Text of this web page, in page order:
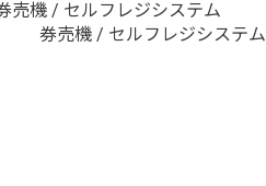
券売機 / セルフレジシステム